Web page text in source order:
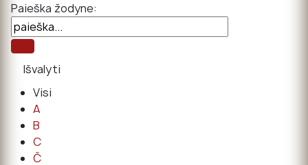
Paieška žodyne:
Visi
A
B
C
Č